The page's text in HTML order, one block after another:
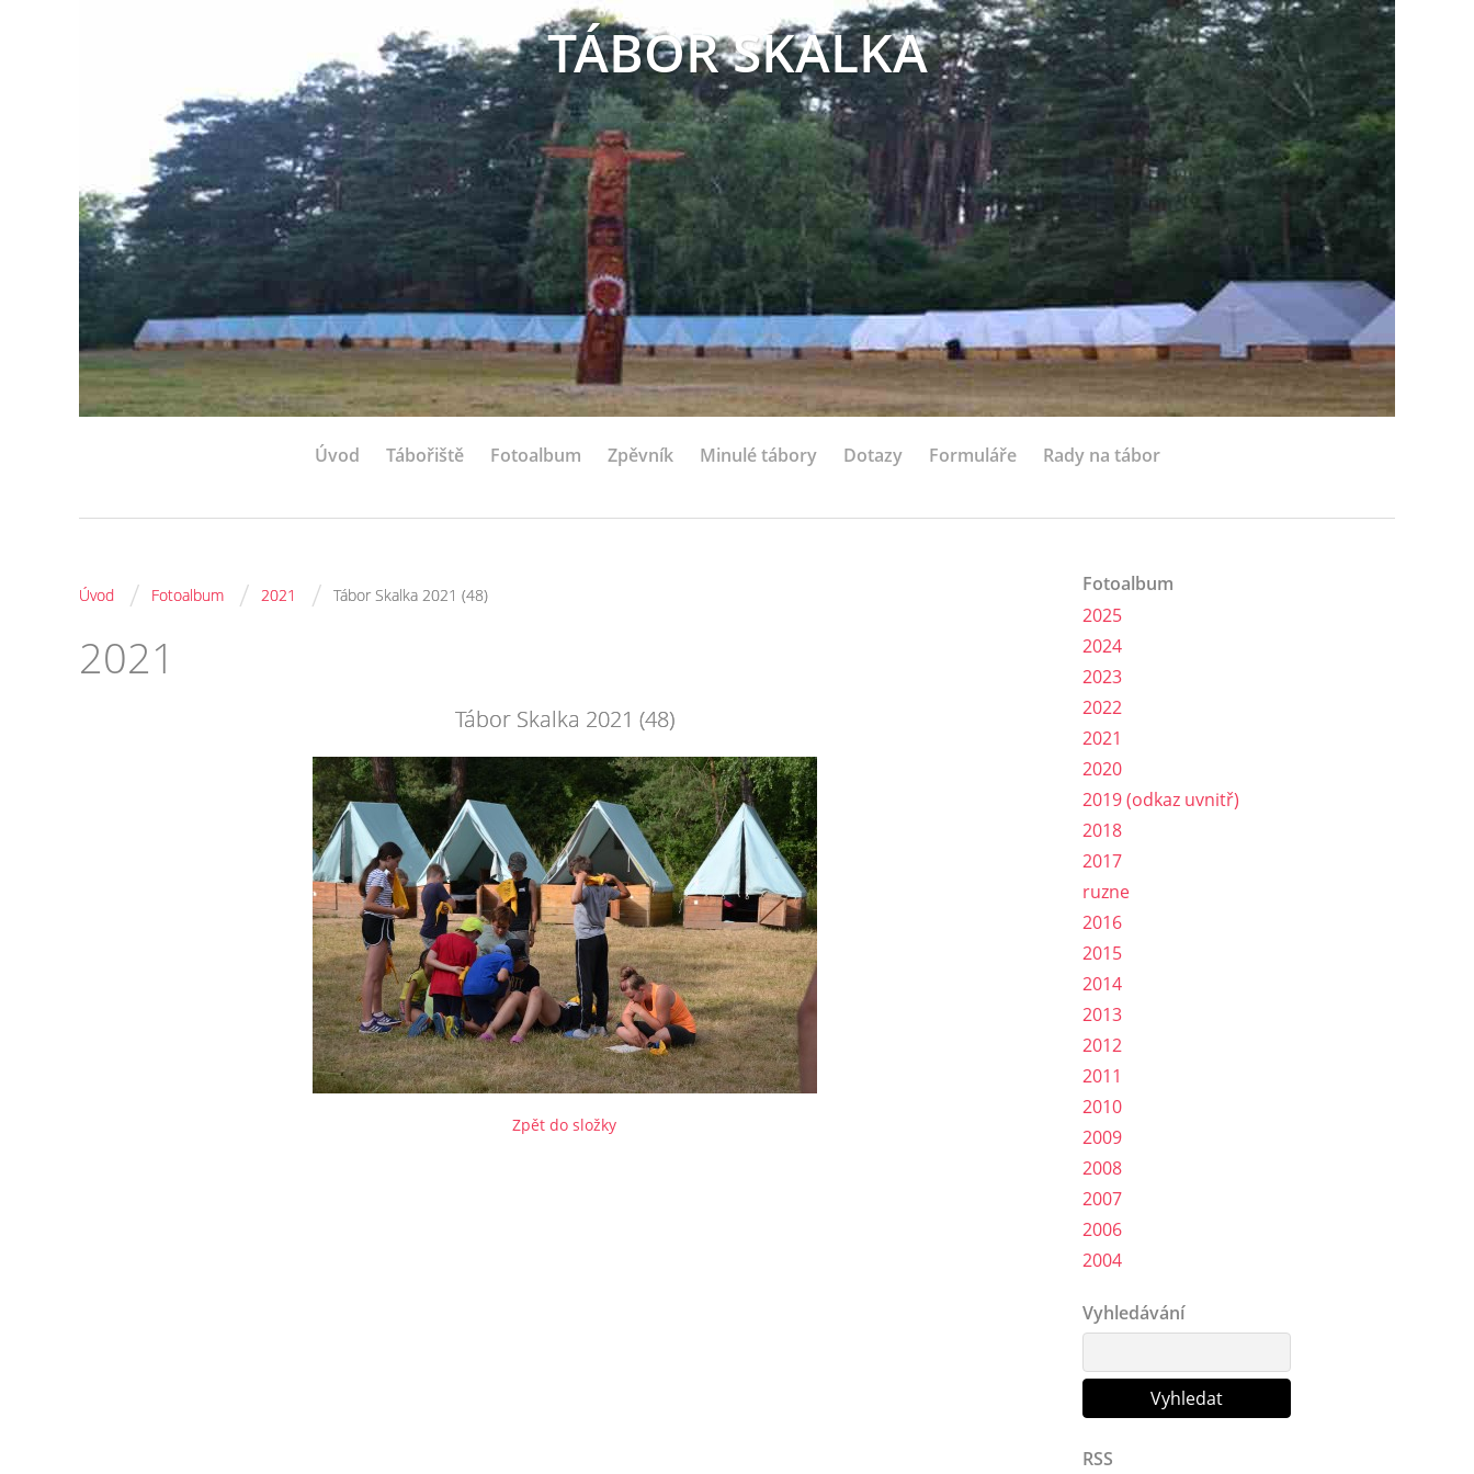
TÁBOR SKALKA
Úvod Tábořiště Fotoalbum Zpěvník Minulé tábory Dotazy Formuláře Rady na tábor
Úvod / Fotoalbum / 2021 / Tábor Skalka 2021 (48)
2021
Tábor Skalka 2021 (48)
Zpět do složky
Fotoalbum
2025
2024
2023
2022
2021
2020
2019 (odkaz uvnitř)
2018
2017
ruzne
2016
2015
2014
2013
2012
2011
2010
2009
2008
2007
2006
2004
Vyhledávání
RSS